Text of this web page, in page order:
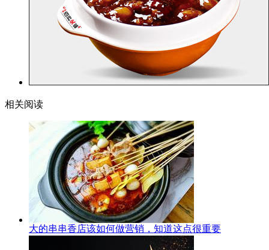
相关阅读
大的串串香店该如何做营销，知道这点很重要